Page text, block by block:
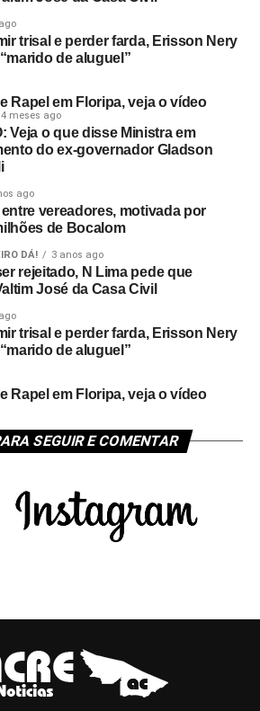
trisal e perder farda, Erisson Nery
de aluguel”
Rapel em Floripa, veja o vídeo
4 meses ago
Veja o que disse Ministra em
do ex-governador Gladson
ago
vereadores, motivada por
de Bocalom
DÁ! 3 anos ago
rejeitado, N Lima pede que
José da Casa Civil
trisal e perder farda, Erisson Nery
de aluguel”
Rapel em Floripa, veja o vídeo
SEGUIR E COMENTAR